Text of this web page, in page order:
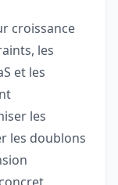
croissance
les
et les
les
les doublons